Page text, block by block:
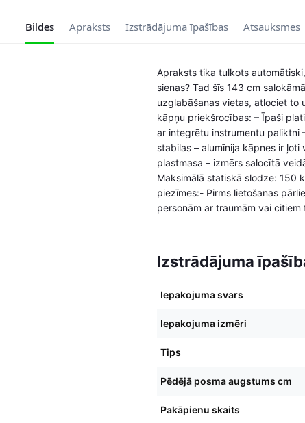
Bildes Apraksts Izstrādājuma īpašības Atsauksmes
Apraksts tika tulkots
sienas? Tad šīs 143 cm
uzglabāšanas vietas, atlociet to
kāpņu priekšrocības: – Īpaši
ar integrētu instrumentu paliktni
stabilas – alumīnija kāpnes ir
plastmasa – izmērs salocītā
Maksimālā statiskā slodze: 150
piezīmes:- Pirms lietošanas
personām ar traumām vai
Izstrādājuma
Iepakojuma svars
Iepakojuma izmēri
Tips
Pēdējā posma augstums cm
Pakāpienu skaits